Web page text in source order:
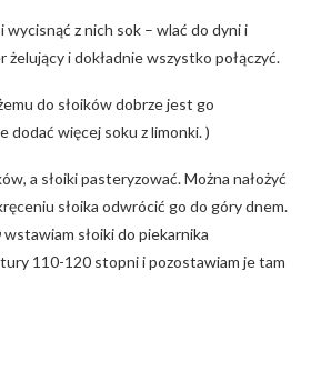
wycisnąć z nich sok – wlać do dyni i
żelujący i dokładnie wszystko połączyć.
do słoików dobrze jest go
dodać więcej soku z limonki. )
a słoiki pasteryzować. Można nałożyć
słoika odwrócić go do góry dnem.
wstawiam słoiki do piekarnika
110-120 stopni i pozostawiam je tam